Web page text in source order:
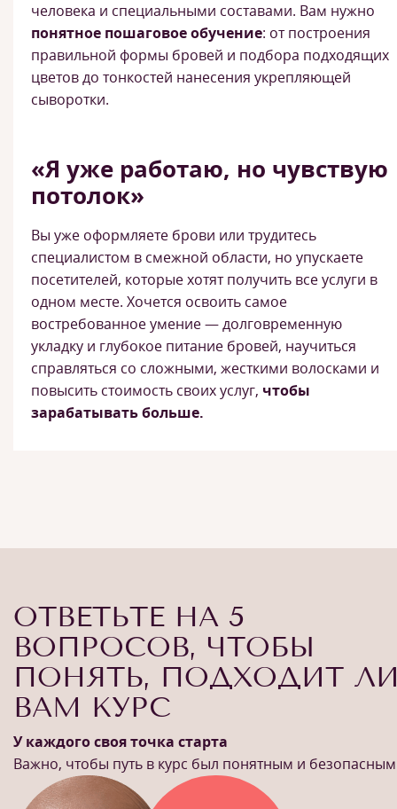
человека и специальными составами. Вам нужно
понятное пошаговое обучение: от построения
правильной формы бровей и подбора подходящих
цветов до тонкостей нанесения укрепляющей
сыворотки.
«Я уже работаю, но чувствую
потолок»
Вы уже оформляете брови или трудитесь
специалистом в смежной области, но упускаете
посетителей, которые хотят получить все услуги в
одном месте. Хочется освоить самое
востребованное умение — долговременную
укладку и глубокое питание бровей, научиться
справляться со сложными, жесткими волосками и
повысить стоимость своих услуг, чтобы
зарабатывать больше.
ОТВЕТЬТЕ НА 5
ВОПРОСОВ, ЧТОБЫ
ПОНЯТЬ, ПОДХОДИТ
ВАМ КУРС
У каждого своя точка старта
Важно, чтобы путь в курс был понятным и безопасным